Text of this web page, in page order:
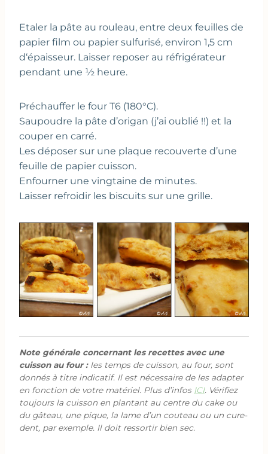
Etaler la pâte au rouleau, entre deux feuilles de
papier film ou papier sulfurisé, environ 1,5 cm
d‘épaisseur. Laisser reposer au réfrigérateur
pendant une ½ heure.
Préchauffer le four T6 (180°C).
Saupoudre la pâte d’origan (j’ai oublié !!) et la
couper en carré.
Les déposer sur une plaque recouverte d’une
feuille de papier cuisson.
Enfourner une vingtaine de minutes.
Laisser refroidir les biscuits sur une grille.
Note générale concernant les recettes avec une
cuisson au four :les temps de cuisson, au four, sont
donnés à titre indicatif. Il est nécessaire de les adapter
en fonction de votre matériel. Plus d’infos ICI. Vérifiez
toujours la cuisson en plantant au centre du cake ou
du gâteau, une pique, la lame d’un couteau ou un cure-
dent, par exemple. Il doit ressortir bien sec.